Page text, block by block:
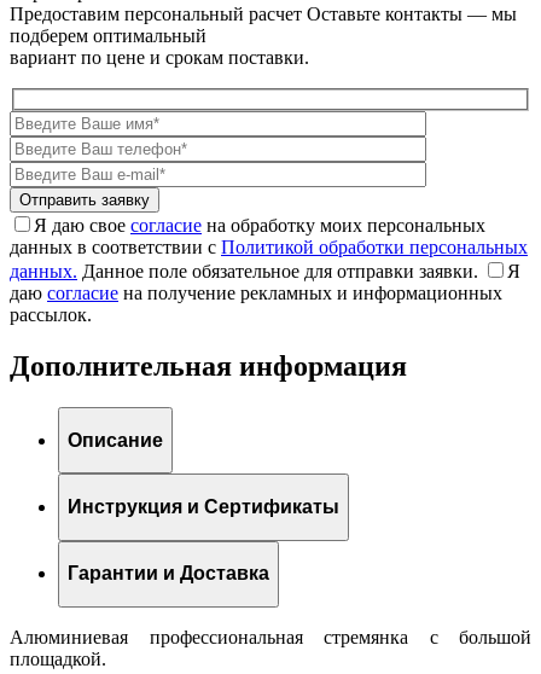
Предоставим персональный расчет Оставьте контакты — мы
подберем оптимальный
вариант по цене и срокам поставки.
Я даю свое согласие на обработку моих персональных
данных в соответствии с Политикой обработки персональных
данных. Данное поле обязательное для отправки заявки.
Я
даю согласие на получение рекламных и информационных
рассылок.
Дополнительная информация
Описание
Инструкция и Сертификаты
Гарантии и Доставка
Алюминиевая профессиональная стремянка с большой
площадкой.